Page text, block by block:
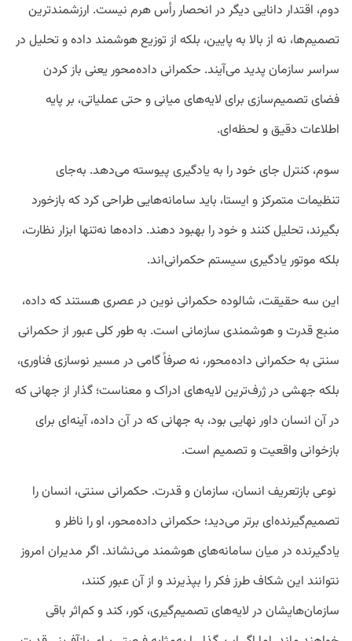
دوم، اقتدار دانایی دیگر در انحصار رأس هرم نیست. ارزشمندترین
تصمیم‌ها، نه از بالا به پایین، بلکه از توزیع هوشمند داده و تحلیل در
سراسر سازمان پدید می‌آیند. حکمرانی داده‌محور یعنی باز کردن
فضای تصمیم‌سازی برای لایه‌های میانی و حتی عملیاتی، بر پایه
اطلاعات دقیق و لحظه‌ای.
سوم، کنترل جای خود را به یادگیری پیوسته می‌دهد. به‌جای
تنظیمات متمرکز و ایستا، باید سامانه‌هایی طراحی کرد که بازخورد
بگیرند، تحلیل کنند و خود را بهبود دهند. داده‌ها نه‌تنها ابزار نظارت،
بلکه موتور یادگیری سیستم حکمرانی‌اند.
این سه حقیقت، شالوده حکمرانی نوین در عصری هستند که داده،
منبع قدرت و هوشمندی سازمانی است. به طور کلی عبور از حکمرانی
سنتی به حکمرانی داده‌محور، نه صرفاً گامی در مسیر نوسازی فناوری،
بلکه جهشی در ژرف‌ترین لایه‌های ادراک و معناست؛ گذار از جهانی که
در آن انسان داور نهایی بود، به جهانی که در آن داده، آینه‌ای برای
بازخوانی واقعیت و تصمیم است.
نوعی بازتعریف انسان، سازمان و قدرت. حکمرانی سنتی، انسان را
تصمیم‌گیرنده‌ای برتر می‌دید؛ حکمرانی داده‌محور، او را ناظر و
یادگیرنده در میان سامانه‌های هوشمند می‌نشاند. اگر مدیران امروز
نتوانند این شکاف طرز فکر را بپذیرند و از آن عبور کنند،
سازمان‌هایشان در لایه‌های تصمیم‌گیری، کور، کند و کم‌اثر باقی